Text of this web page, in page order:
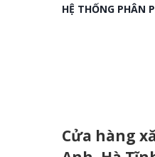
HỆ THỐNG PHÂN
Cửa hàng